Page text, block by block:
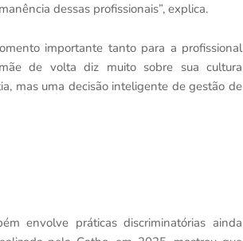
dessas profissionais”, explica.
importante tanto para a profissional
de volta diz muito sobre sua cultura
mas uma decisão inteligente de gestão de
envolve práticas discriminatórias ainda